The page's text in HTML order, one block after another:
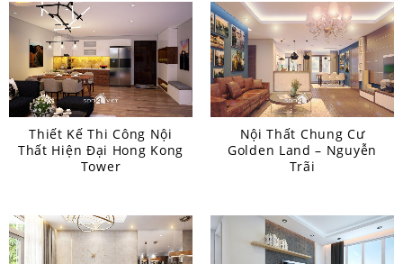
Thiết Kế Thi Công Nội
Thất Hiện Đại Hong Kong
Tower
Nội Thất Chung Cư
Golden Land – Nguyễn
Trãi